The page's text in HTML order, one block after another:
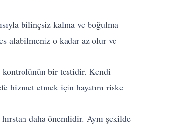
bilinçsiz kalma ve boğulma
alabilmeniz o kadar az olur ve
kontrolünün bir testidir. Kendi
hizmet etmek için hayatını riske
daha önemlidir. Aynı şekilde